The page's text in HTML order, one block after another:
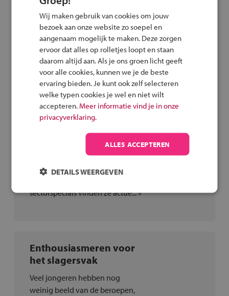
Met Sector in Beeld ondersteunt
het studiekeuzeplatform MBO
Kompas decanen bij LOB-
gesprekken en
studiekeuzebegeleiding. Iedere
secto... »
Sector in Beeld:
Uiterlijke verzorging
Het studiekeuzeplatform MBO
Kompas ondersteunt met Sector
in Beeld decanen bij LOB-
sectorspecials vinden ze actue... »
Enthousiasmeren voor
het slagersvak
Veel jongeren hebben nog
weinig beeld van de beroepen,
Wij maken gebruik van cookies om jouw
bezoek aan onze website zo soepel en
aangenaam mogelijk te maken. Deze zorgen
ervoor dat alles op rolletjes loopt en staan
daarom altijd aan. Als je ons groen licht geeft
voor alle cookies, kunnen we je de beste
ervaring bieden. Je kunt ook zelf selecteren
welke typen cookies je wel en niet wilt
accepteren. Meer informatie vind je in onze
privacyverklaring.
ALLES ACCEPTEREN
DETAILS WEERGEVEN